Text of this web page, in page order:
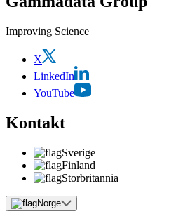
Improving Science
X
LinkedIn
YouTube
Kontakt
Sverige
Finland
Storbritannia
Norge